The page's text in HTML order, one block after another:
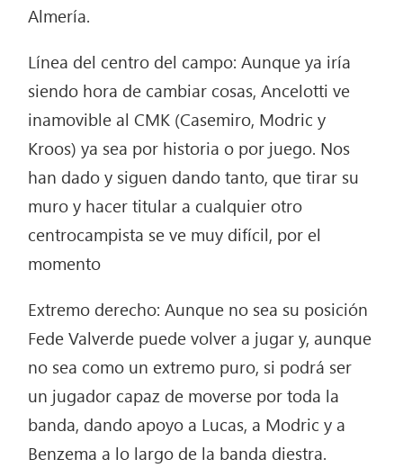
Almería.
Línea del centro del campo: Aunque ya iría
siendo hora de cambiar cosas, Ancelotti ve
inamovible al CMK (Casemiro, Modric y
Kroos) ya sea por historia o por juego. Nos
han dado y siguen dando tanto, que tirar su
muro y hacer titular a cualquier otro
centrocampista se ve muy difícil, por el
momento
Extremo derecho: Aunque no sea su posición
Fede Valverde puede volver a jugar y, aunque
no sea como un extremo puro, si podrá ser
un jugador capaz de moverse por toda la
banda, dando apoyo a Lucas, a Modric y a
Benzema a lo largo de la banda diestra.